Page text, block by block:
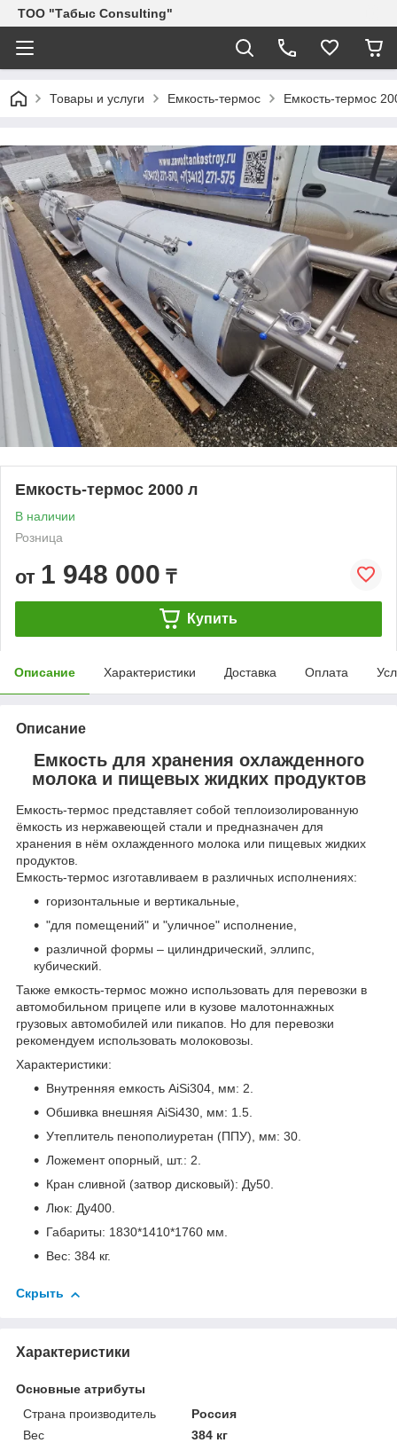
ТОО "Табыс Consulting"
Товары и услуги Емкость-термос Емкость-термос
Емкость-термос 2000 л
В наличии
Розница
от 1 948 000 ₸
Купить
Описание Характеристики Доставка Оплата
Описание
Емкость для хранения охлажденного
молока и пищевых жидких продуктов
Емкость-термос представляет собой теплоизолированную
ёмкость из нержавеющей стали и предназначен для
хранения в нём охлажденного молока или пищевых жидких
продуктов.
Емкость-термос изготавливаем в различных исполнениях:
горизонтальные и вертикальные,
"для помещений" и "уличное" исполнение,
различной формы – цилиндрический, эллипс,
кубический.
Также емкость-термос можно использовать для перевозки в
автомобильном прицепе или в кузове малотоннажных
грузовых автомобилей или пикапов. Но для перевозки
рекомендуем использовать молоковозы.
Характеристики:
Внутренняя емкость AiSi304, мм: 2.
Обшивка внешняя AiSi430, мм: 1.5.
Утеплитель пенополиуретан (ППУ), мм: 30.
Ложемент опорный, шт.: 2.
Кран сливной (затвор дисковый): Ду50.
Люк: Ду400.
Габариты: 1830*1410*1760 мм.
Вес: 384 кг.
Скрыть
Характеристики
Основные атрибуты
Страна производитель
Россия
Вес
384 кг